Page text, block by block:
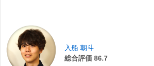
入船 朝斗
総合評価 86.7